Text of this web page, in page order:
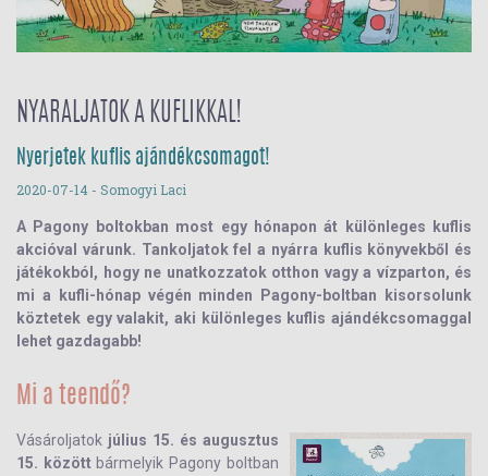
NYARALJATOK A KUFLIKKAL!
Nyerjetek kuflis ajándékcsomagot!
2020-07-14 - Somogyi Laci
A Pagony boltokban most egy hónapon át különleges kuflis
akcióval várunk. Tankoljatok fel a nyárra kuflis könyvekből és
játékokból, hogy ne unatkozzatok otthon vagy a vízparton, és
mi a kufli-hónap végén minden Pagony-boltban kisorsolunk
köztetek egy valakit, aki különleges kuflis ajándékcsomaggal
lehet gazdagabb!
Mi a teendő?
Vásároljatok július 15. és augusztus
15. közöttbármelyik Pagony boltban